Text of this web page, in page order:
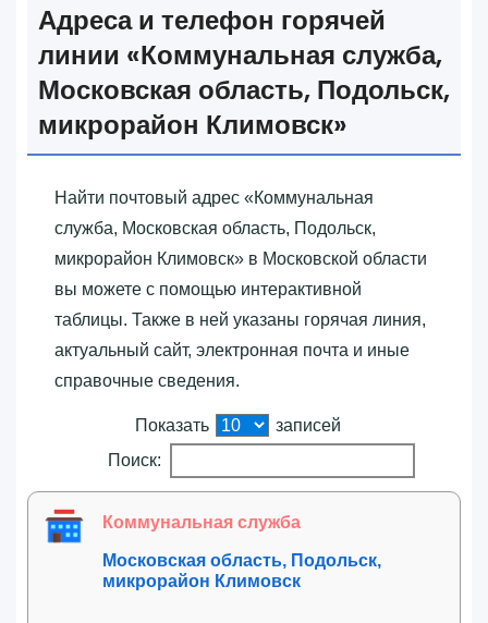
Адреса и телефон горячей
линии «‎Коммунальная служба,
Московская область, Подольск,
микрорайон Климовск»‎
Найти почтовый адрес «‎Коммунальная
служба, Московская область, Подольск,
микрорайон Климовск»‎ в Московской области
вы можете с помощью интерактивной
таблицы. Также в ней указаны горячая линия,
актуальный сайт, электронная почта и иные
справочные сведения.
Показать
записей
Поиск:
Коммунальная служба
Московская область, Подольск,
микрорайон Климовск